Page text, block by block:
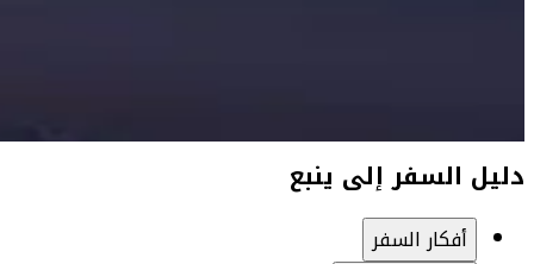
دليل السفر إلى ينبع
أفكار السفر